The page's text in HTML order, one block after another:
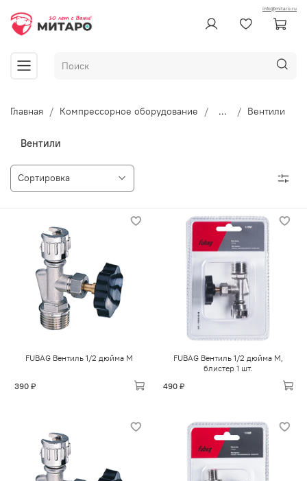
info@mitaro.ru
Главная Компрессорное оборудование ... Вентили
Вентили
FUBAG Вентиль 1/2 дюйма М
390 ₽
FUBAG Вентиль 1/2 дюйма М,
блистер 1 шт.
490 ₽